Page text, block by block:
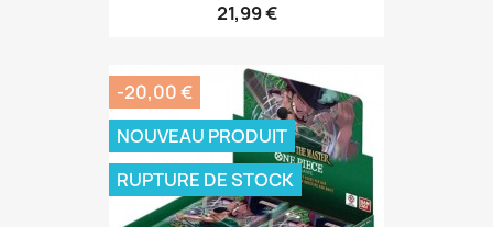
21,99 €
-20,00 €
NOUVEAU PRODUIT
RUPTURE DE STOCK